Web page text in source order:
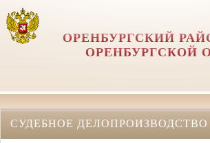
ОРЕНБУРГСКИЙ
ОРЕНБУРГСКОЙ
СУДЕБНОЕ ДЕЛОПРОИЗВОДСТВО